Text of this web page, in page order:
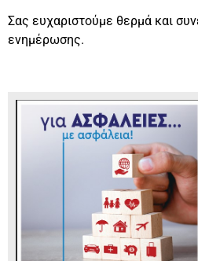
Σας ευχαριστούμε θερμά και
ενημέρωσης.